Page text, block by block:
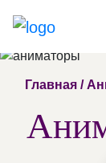
Главная /